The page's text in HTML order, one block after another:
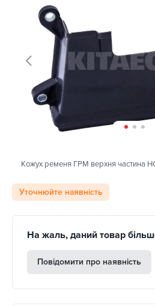
Кожух ременя ГРМ верхня частина
Уточнюйте наявність
На жаль, даний товар
Повідомити про наявність